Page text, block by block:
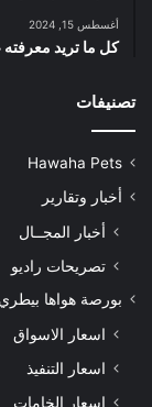
أغسطس 15, 2024
كل ما تريد معرفته
تصنيفات
Hawaha Pets
أخبار وتقارير
أخبار المجــال
تصريحات راديو
بورصة هواها بيطري
اسعار الاسواق
اسعار التنفيذ
اسعار الخامات